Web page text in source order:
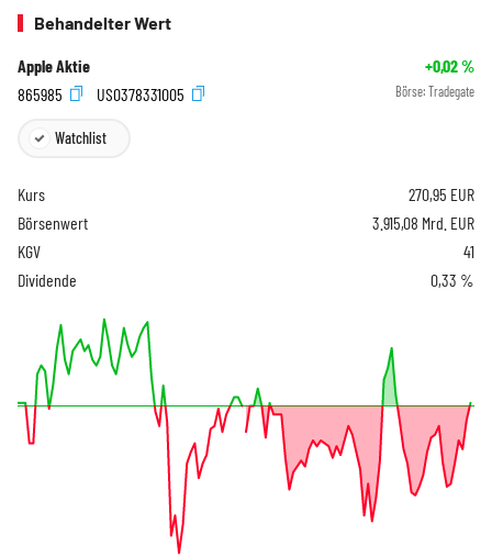
Behandelter Wert
Apple Aktie +0,02%
865985
US0378331005 Börse: Tradegate
Watchlist
Kurs 270,95 EUR
Börsenwert
3.915,08 Mrd. EUR
KGV
41
Dividende
0,33 %